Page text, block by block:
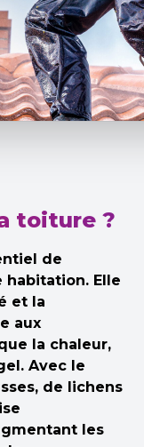
toiture ?
de
Elle
et la
aux
la chaleur,
Avec le
de lichens
les